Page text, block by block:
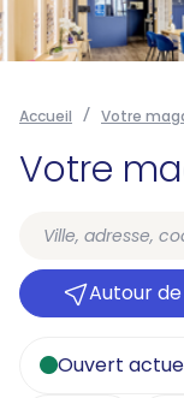
Accueil Votre
Votre
Autour
Ouvert